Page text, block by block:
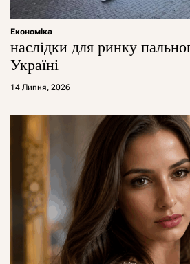
Економіка
наслідки для ринку
Україні
14 Липня, 2026